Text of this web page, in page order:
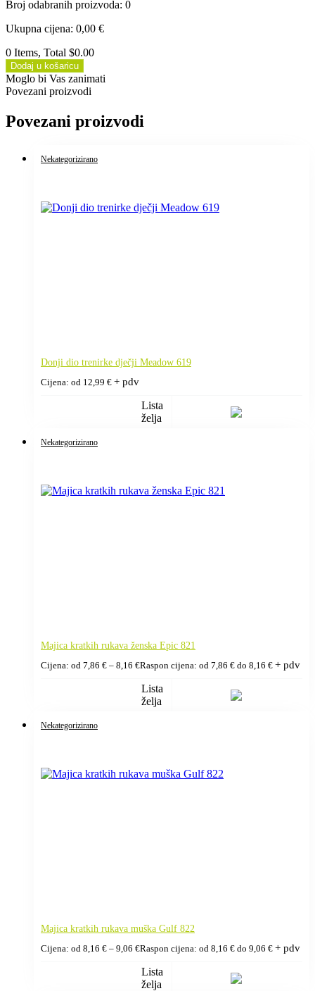
Broj odabranih proizvoda: 0
Ukupna cijena: 0,00 €
0 Items, Total $0.00
Dodaj u košaricu
Moglo bi Vas zanimati
Povezani proizvodi
Povezani proizvodi
Nekategorizirano
Donji dio trenirke dječji Meadow 619
Cijena: od 12,99 € + pdv
Lista
želja
Nekategorizirano
Majica kratkih rukava ženska Epic 821
Cijena: od 7,86 € – 8,16 €Raspon cijena: od 7,86 € do 8,16 € + pdv
Lista
želja
Nekategorizirano
Majica kratkih rukava muška Gulf 822
Cijena: od 8,16 € – 9,06 €Raspon cijena: od 8,16 € do 9,06 € + pdv
Lista
želja